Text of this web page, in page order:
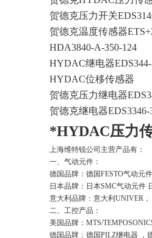
贺德克压力开关
贺德克温度传感器
HDA3840-A-350-124
HYDAC继电器EDS344-
HYDAC位移传感器
贺德克压力继电器
贺德克继电器EDS3346-
*HYDAC压力
上海维特锐公司主营产品有：
一、气动元件：
德国品牌：德国FESTO气动元
日本品牌：日本SMC气动元件
意大利品牌：意大利UNIVER
二、工控产品：
美国品牌：MTS/
德国品牌：德国PILZ继电器 ，